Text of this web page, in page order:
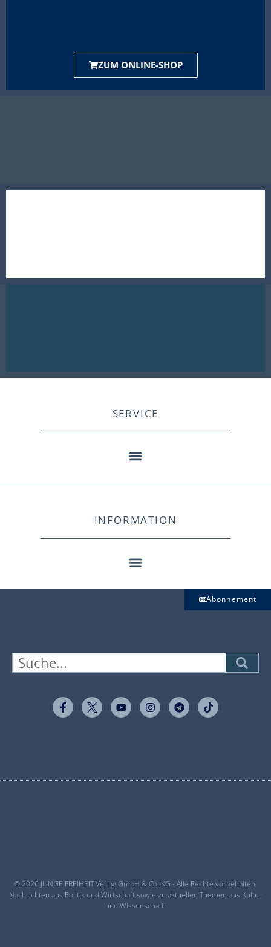
ZUM ONLINE-SHOP
SERVICE
INFORMATION
Abonnement
© 2026 JUNGE FREIHEIT Verlag GmbH & Co. KG - Alle Rechte vorbehalten.
Nachrichten aus Politik und Wirtschaft sowie zu aktuellen Themen aus Kultur
und Wissenschaft.